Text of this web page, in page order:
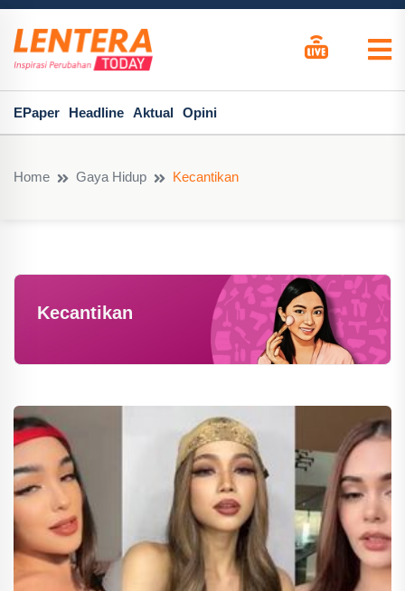
EPaper Headline Aktual Opini
Home Gaya Hidup Kecantikan
Kecantikan